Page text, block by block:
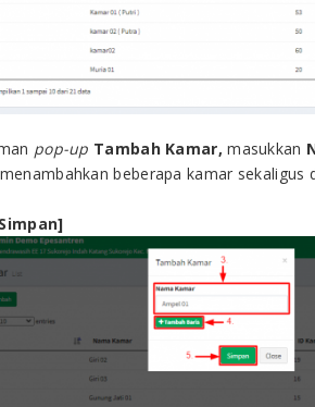
pop-up Tambah Kamar,masukkan
beberapa kamar sekaligus